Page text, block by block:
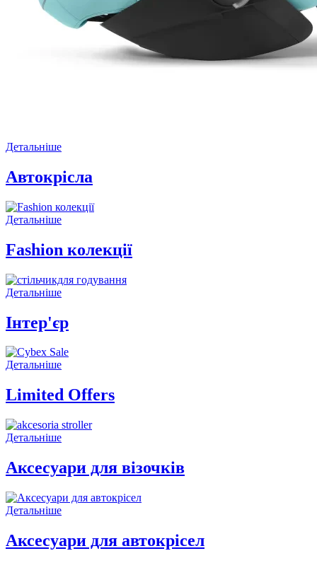
Детальніше
Автокрісла
Детальніше
Fashion колекції
Детальніше
Інтер'єр
Детальніше
Limited Offers
Детальніше
Аксесуари для візочків
Детальніше
Аксесуари для автокрісел